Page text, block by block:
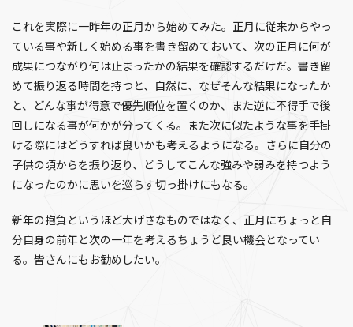
これを実際に一昨年の正月から始めてみた。正月に従来からやっ
ている事や新しく始める事を書き留めておいて、次の正月に何が
成果につながり何は止まったかの結果を確認するだけだ。書き留
めて振り返る時間を持つと、自然に、なぜそんな結果になったか
と、どんな事が得意で優先順位を置くのか、また逆に不得手で後
回しになる事が何かが分ってくる。また次に似たような事を手掛
ける際にはどうすれば良いかも考えるようになる。さらに自分の
子供の頃からを振り返り、どうしてこんな強みや弱みを持つよう
になったのかに思いを巡らす切っ掛けにもなる。
新年の抱負というほど大げさなものではなく、正月にちょっと自
分自身の前年と次の一年を考えるちょうど良い機会となってい
る。皆さんにもお勧めしたい。